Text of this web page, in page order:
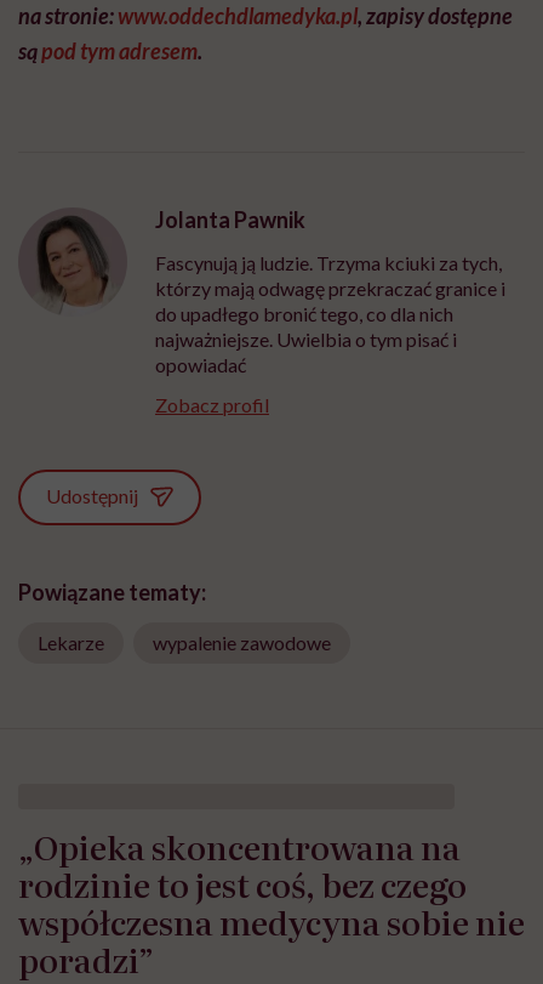
na stronie:www.oddechdlamedyka.pl, zapisy dostępne
sąpod tym adresem.
Jolanta Pawnik
Fascynują ją ludzie. Trzyma kciuki za tych,
którzy mają odwagę przekraczać granice i
do upadłego bronić tego, co dla nich
najważniejsze. Uwielbia o tym pisać i
opowiadać
Zobacz profil
Udostępnij
Powiązane tematy:
Lekarze wypalenie zawodowe
„Opieka skoncentrowana na
rodzinie to jest coś, bez czego
współczesna medycyna sobie nie
poradzi”